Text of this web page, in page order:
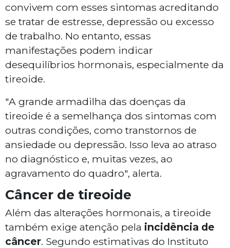
convivem com esses sintomas acreditando
se tratar de estresse, depressão ou excesso
de trabalho. No entanto, essas
manifestações podem indicar
desequilíbrios hormonais, especialmente da
tireoide.
"A grande armadilha das doenças da
tireoide é a semelhança dos sintomas com
outras condições, como transtornos de
ansiedade ou depressão. Isso leva ao atraso
no diagnóstico e, muitas vezes, ao
agravamento do quadro", alerta.
Câncer de tireoide
Além das alterações hormonais, a tireoide
também exige atenção pela incidência de
câncer. Segundo estimativas do Instituto